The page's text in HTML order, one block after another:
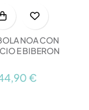
NOA CON
E BIBERON
€